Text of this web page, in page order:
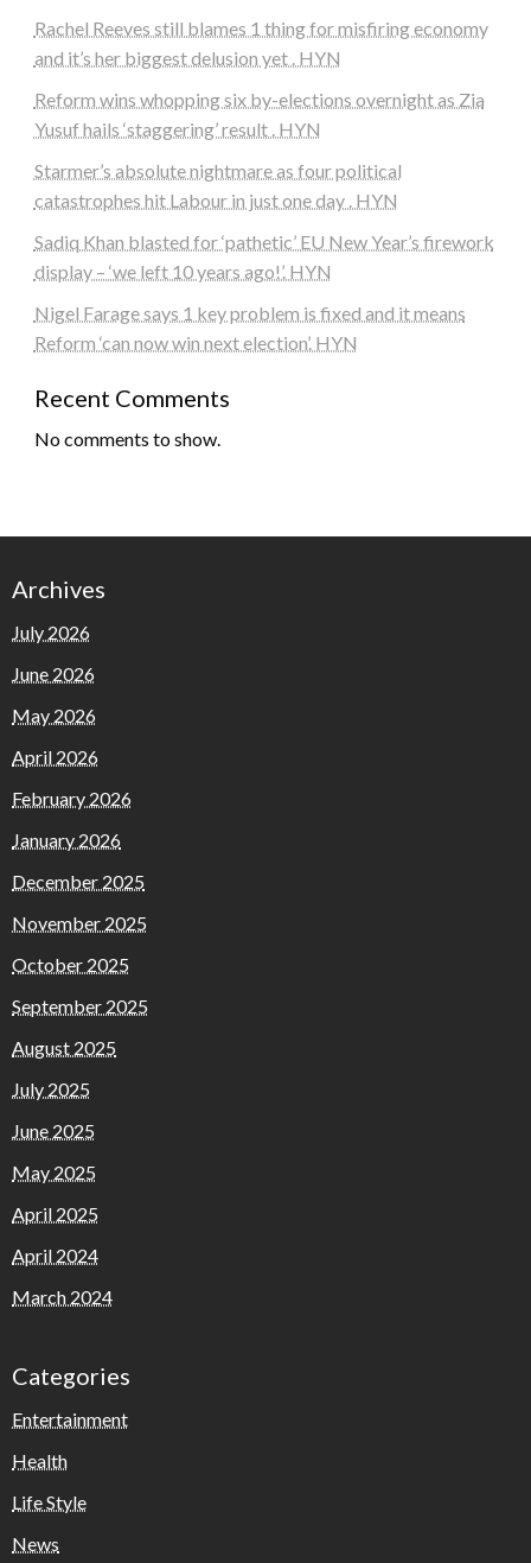
Rachel Reeves still blames 1 thing for misfiring economy
and it’s her biggest delusion yet . HYN
Reform wins whopping six by-elections overnight as Zia
Yusuf hails ‘staggering’ result . HYN
Starmer’s absolute nightmare as four political
catastrophes hit Labour in just one day . HYN
Sadiq Khan blasted for ‘pathetic’ EU New Year’s firework
display – ‘we left 10 years ago!’. HYN
Nigel Farage says 1 key problem is fixed and it means
Reform ‘can now win next election’. HYN
Recent Comments
No comments to show.
Archives
July 2026
June 2026
May 2026
April 2026
February 2026
January 2026
December 2025
November 2025
October 2025
September 2025
August 2025
July 2025
June 2025
May 2025
April 2025
April 2024
March 2024
Categories
Entertainment
Health
Life Style
News